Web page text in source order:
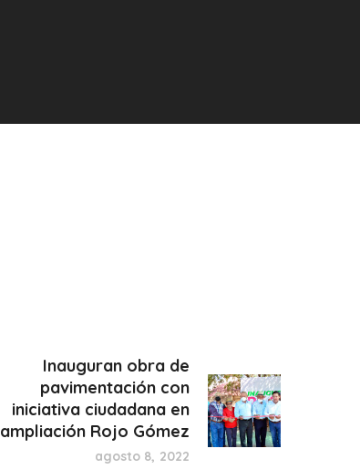
Inauguran obra de
pavimentación con
iniciativa ciudadana en
ampliación Rojo Gómez
agosto 8, 2022